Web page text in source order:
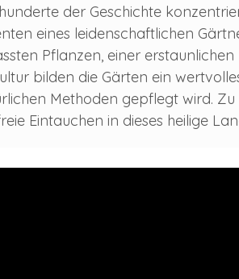
der Geschichte
eines leidenschaftlichen
Pflanzen, einer erstaunlichen
bilden die Gärten ein
Methoden gepflegt wird. Zu
Eintauchen in dieses heilige